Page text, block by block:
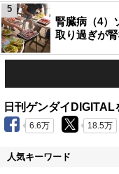
腎臓病（4）
取り過ぎが
5
日刊ゲンダイDIGITAL
6.6万 18.5万
人気キーワード